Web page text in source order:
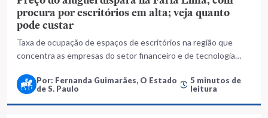
procura por escritórios em alta; veja quanto
pode custar
Taxa de ocupação de espaços de escritórios na região que
concentra as empresas do setor financeiro e de tecnologia
encontrar novos espaços
Por: Fernanda Guimarães, O Estado
de S. Paulo
5 minutos de
leitura